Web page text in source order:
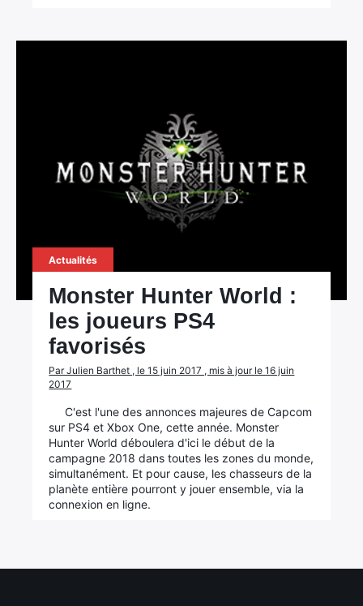
Actualités
Monster Hunter World :
les joueurs PS4
favorisés
Par Julien Barthet , le 15 juin 2017 , mis à jour le 16 juin
2017
C'est l'une des annonces majeures de Capcom
sur PS4 et Xbox One, cette année. Monster
Hunter World déboulera d'ici le début de la
campagne 2018 dans toutes les zones du monde,
simultanément. Et pour cause, les chasseurs de la
planète entière pourront y jouer ensemble, via la
connexion en ligne.